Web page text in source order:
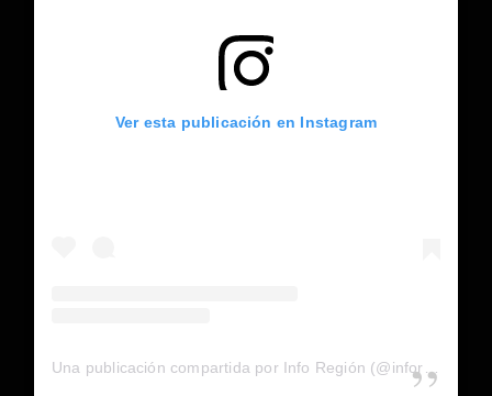
Ver esta publicación en Instagram